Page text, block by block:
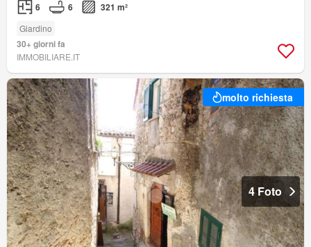
6 6 321 m²
Giardino
30+ giorni fa
IMMOBILIARE.IT
molto richiesta
4 Foto